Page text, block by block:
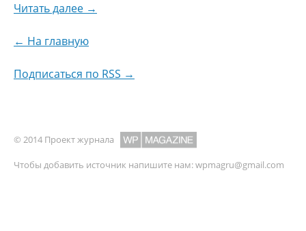
Читать далее →
← На главную
Подписаться по RSS →
© 2014 Проект журнала
Чтобы добавить источник напишите нам:wpmagru@gmail.com